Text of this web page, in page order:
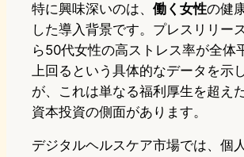
特に興味深いのは、 働く女性の健
した導入背景です。プレスリリー
ら50代女性の高ストレス率が全体
上回るという具体的なデータを示
が、これは単なる福利厚生を超え
資本投資の側面があります。
デジタルヘルスケア市場では、個